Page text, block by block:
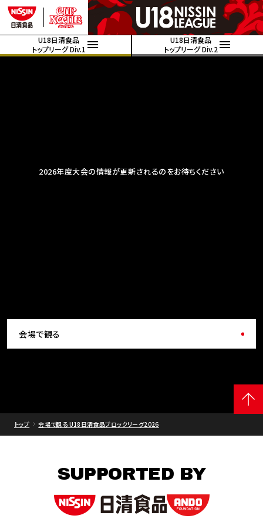
U18日清食品
トップリーグ Div.1
U18日清食品
トップリーグ Div.2
2026年度大会の情報が更新されるのをお待ちください
会場で観る
トップ 会場で観る U18日清食品ブロックリーグ2026
SUPPORTED BY